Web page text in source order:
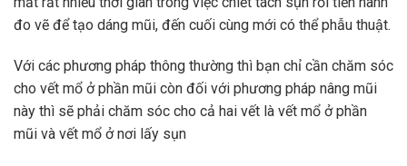
đo vẽ để tạo dáng mũi, đến cuối cùng mới có thể phẫu thuật.
Với các phương pháp thông thường thì bạn chỉ cần chăm sóc
cho vết mổ ở phần mũi còn đối với phương pháp nâng mũi
này thì sẽ phải chăm sóc cho cả hai vết là vết mổ ở phần
mũi và vết mổ ở nơi lấy sụn